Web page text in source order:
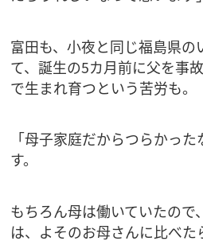
富田も、小夜と同じ福島県の
て、誕生の5カ月前に父を事
で生まれ育つという苦労も。
「母子家庭だからつらかっ
す。
もちろん母は働いていたので
は、よそのお母さんに比べた